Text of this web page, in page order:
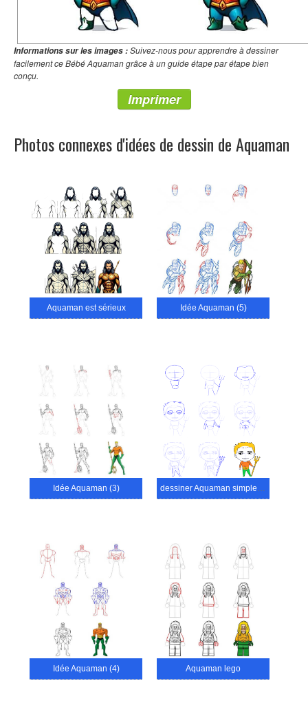
Informations sur les images :Suivez-nous pour apprendre à dessiner
facilement ce Bébé Aquaman grâce à un guide étape par étape bien
conçu.
Imprimer
Photos connexes d'idées de dessin de Aquaman
Aquaman est sérieux Idée Aquaman (5)
Idée Aquaman (3) dessiner Aquaman simple (1)
Idée Aquaman (4) Aquaman lego